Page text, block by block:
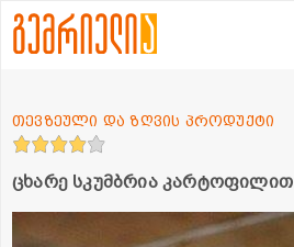
ცხარე სკუმბრია კარტოფილით
თევზეული და ზღვის პროდუქტი